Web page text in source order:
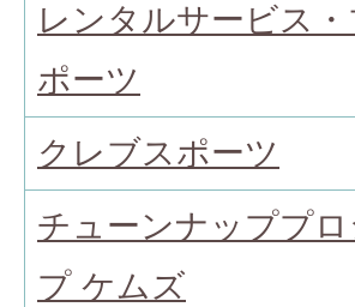
レンタルサービス・
ポーツ
クレブスポーツ
チューンナッププロ
プ ケムズ